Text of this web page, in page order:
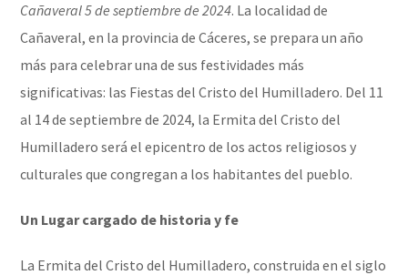
Cañaveral 5 de septiembre de 2024. La localidad de
Cañaveral, en la provincia de Cáceres, se prepara un año
más para celebrar una de sus festividades más
significativas: las Fiestas del Cristo del Humilladero. Del 11
al 14 de septiembre de 2024, la Ermita del Cristo del
Humilladero será el epicentro de los actos religiosos y
culturales que congregan a los habitantes del pueblo.
Un Lugar cargado de historia y fe
La Ermita del Cristo del Humilladero, construida en el siglo